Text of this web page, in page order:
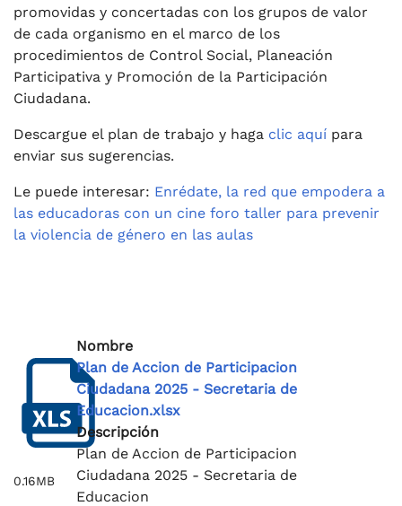
promovidas y concertadas con los grupos de valor
de cada organismo en el marco de los
procedimientos de Control Social, Planeación
Participativa y Promoción de la Participación
Ciudadana.
Descargue el plan de trabajo y haga clic aquí para
enviar sus sugerencias.
Le puede interesar: Enrédate, la red que empodera a
las educadoras con un cine foro taller para prevenir
la violencia de género en las aulas
0.16MB
Nombre
Plan de Accion de Participacion
Ciudadana 2025 - Secretaria de
Educacion.xlsx
Descripción
Plan de Accion de Participacion
Ciudadana 2025 - Secretaria de
Educacion